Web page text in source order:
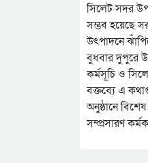
সিলেট সদর
সম্ভব হয়েছে
উৎপাদনে
বুধবার দুপুরে
কর্মসূচি ও
বক্তব্যে এ
অনুষ্ঠানে
সম্প্রসারণ